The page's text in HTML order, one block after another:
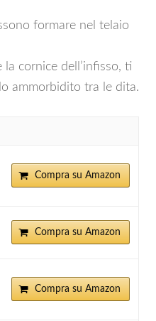
formare nel telaio
cornice dell’infisso, ti
ammorbidito tra le dita.
Compra su Amazon
Compra su Amazon
Compra su Amazon